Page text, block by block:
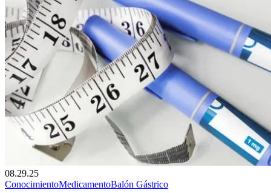
08.29.25
ConocimientoMedicamentoBalón Gástrico